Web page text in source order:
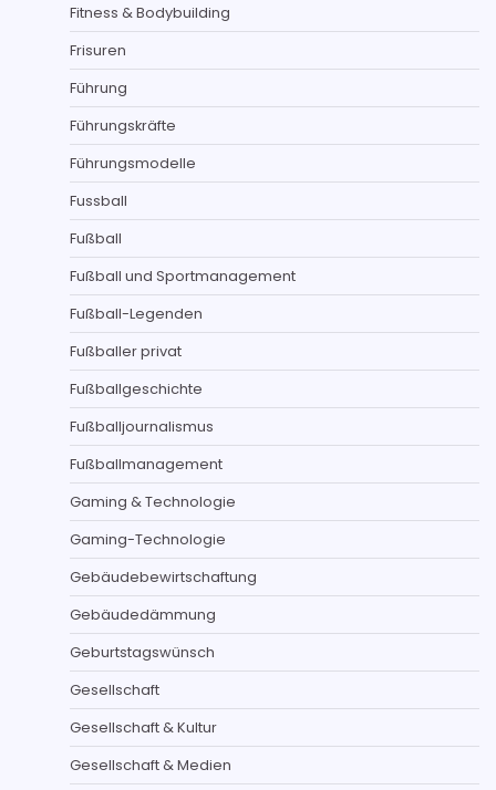
Fitness & Bodybuilding
Frisuren
Führung
Führungskräfte
Führungsmodelle
Fussball
Fußball
Fußball und Sportmanagement
Fußball-Legenden
Fußballer privat
Fußballgeschichte
Fußballjournalismus
Fußballmanagement
Gaming & Technologie
Gaming-Technologie
Gebäudebewirtschaftung
Gebäudedämmung
Geburtstagswünsch
Gesellschaft
Gesellschaft & Kultur
Gesellschaft & Medien